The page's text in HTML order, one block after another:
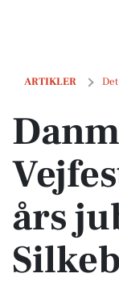
ARTIKLER
Danmarks
års